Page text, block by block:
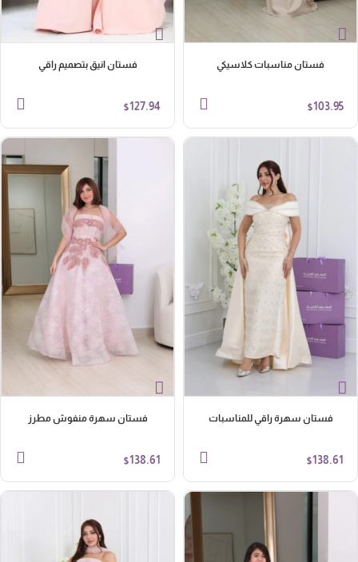
فستان مناسبات كلاسيكي
$103.95
فستان انيق بتصميم راقي
$127.94
فستان سهرة راقي للمناسبات
$138.61
فستان سهرة منفوش مطرز
$138.61